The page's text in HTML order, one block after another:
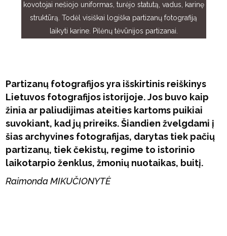
kovotojai nešiojo uniformas, turėjo statutą, vadus, karinę
struktūrą. Todėl visiškai logiška partizanų fotografiją
laikyti karine. Pilėnų tėvūnijos partizanai.
Partizanų fotografijos yra išskirtinis reiškinys
Lietuvos fotografijos istorijoje. Jos buvo kaip
žinia ar paliudijimas ateities kartoms puikiai
suvokiant, kad jų prireiks. Šiandien žvelgdami į
šias archyvines fotografijas, darytas tiek pačių
partizanų, tiek čekistų, regime to istorinio
laikotarpio ženklus, žmonių nuotaikas, buitį.
Raimonda MIKUČIONYTĖ